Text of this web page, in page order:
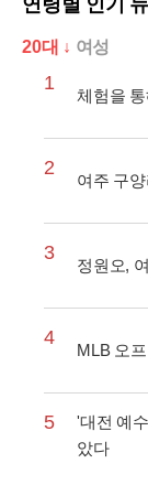
연령별 인기
20대 ↓ 여성
1
체험을
2
여주 구
3
정원오,
4
MLB 오
5
'대전 예
았다